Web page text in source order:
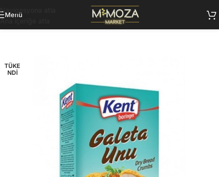
Navigasyona atla
Ana içeriğe atla
Menü
TÜKE
NDI